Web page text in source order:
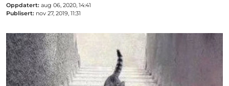
Oppdatert: aug 06, 2020, 14:41
Publisert: nov 27, 2019, 11:31